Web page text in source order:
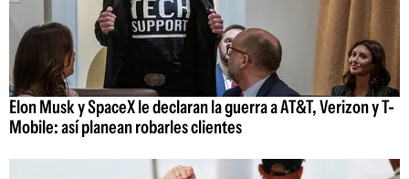
Elon Musk y SpaceX le declaran la guerra a AT&T, Verizon y T-
Mobile: así planean robarles clientes